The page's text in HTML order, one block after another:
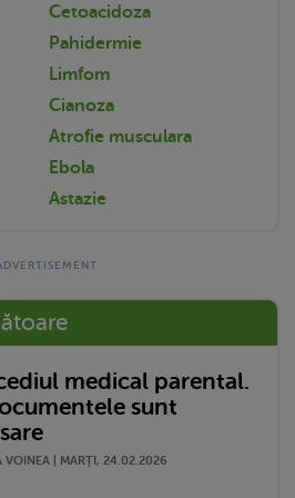
Cetoacidoza
Pahidermie
Limfom
Cianoza
Atrofie musculara
Ebola
Astazie
medical parental.
sunt
VOINEA | MARŢI, 24.02.2026